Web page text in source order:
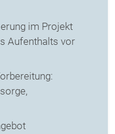
im Projekt
Aufenthalts vor